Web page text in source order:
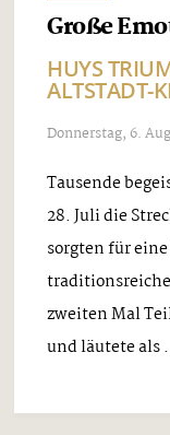
Große
HUYS
ALTSTADT-
Donnerstag, 6.
Tausende
28. Juli die
sorgten für
zweiten Mal
und läutete als